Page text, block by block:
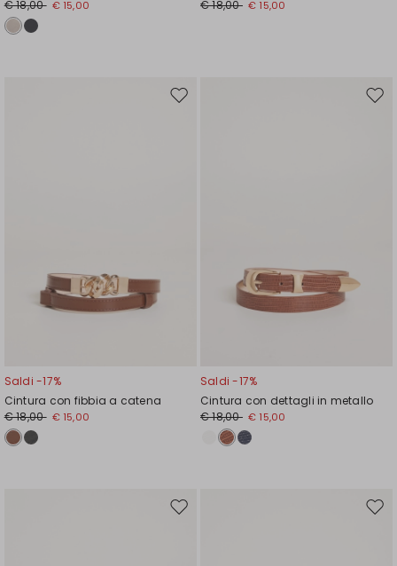
€ 18,00 € 15,00
€ 18,00 € 15,00
Sposta
Saldi -17%
Cintura con fibbia a catena
€ 18,00 € 15,00
Saldi -17%
Cintura con dettagli in metallo
€ 18,00 € 15,00
Sposta